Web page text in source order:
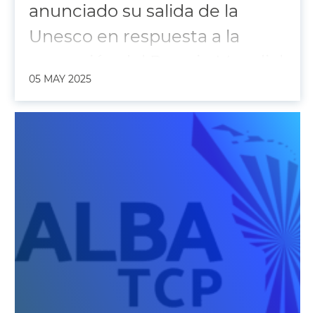
anunciado su salida de la
Unesco en respuesta a la
a la Libertad de Prensa al
diario opositorLa Prensa, en
una decisión que será efectiva
05 MAY 2025